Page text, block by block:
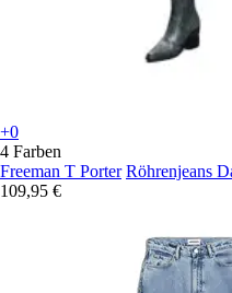
+0
4 Farben
Freeman T Porter Röhrenjeans
109,95 €